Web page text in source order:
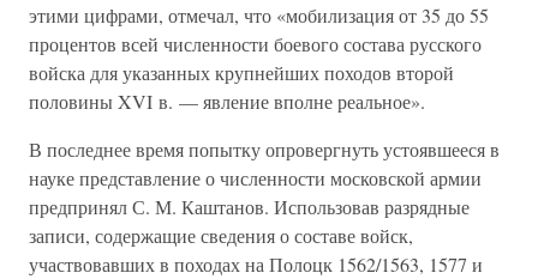
этими цифрами, отмечал, что «мобилизация от 35 до 55
процентов всей численности боевого состава русского
войска для указанных крупнейших походов второй
половины XVI в. — явление вполне реальное».
В последнее время попытку опровергнуть устоявшееся в
науке представление о численности московской армии
предпринял С. М. Каштанов. Использовав разрядные
записи, содержащие сведения о составе войск,
участвовавших в походах на Полоцк 1562/1563, 1577 и